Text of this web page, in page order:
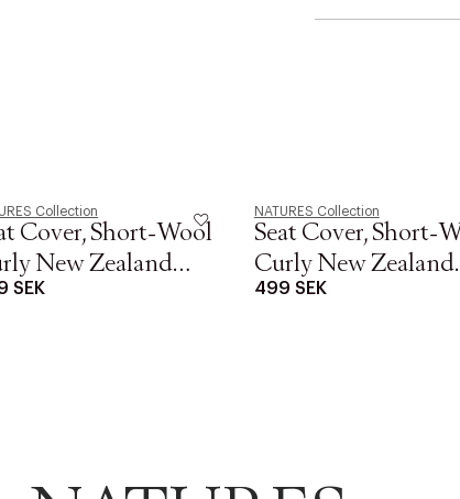
Collection
Cover, Short-Wool
New Zealand
Round Ø34
SEK
NATURES Collection
Seat Cover, Short-
Curly New Zealand
Sheepskin, Round
499 SEK